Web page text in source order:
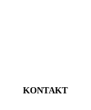
KONTAKT